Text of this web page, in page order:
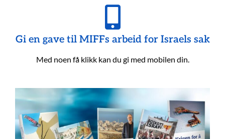
Gi en gave til MIFFs arbeid for Israels sak
Med noen få klikk kan du gi med mobilen din.